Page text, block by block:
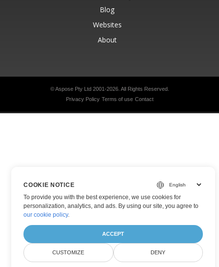
Blog
Websites
About
© Aspose Pty Ltd 2001-2026. All Rights Reserved.
Privacy Policy Terms of use Contact
COOKIE NOTICE
To provide you with the best experience, we use cookies for
personalization, analytics, and ads. By using our site, you agree to
our cookie policy.
ACCEPT
CUSTOMIZE DENY